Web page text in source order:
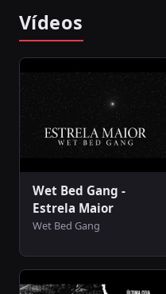
Vídeos
Wet Bed Gang -
Estrela Maior
Wet Bed Gang